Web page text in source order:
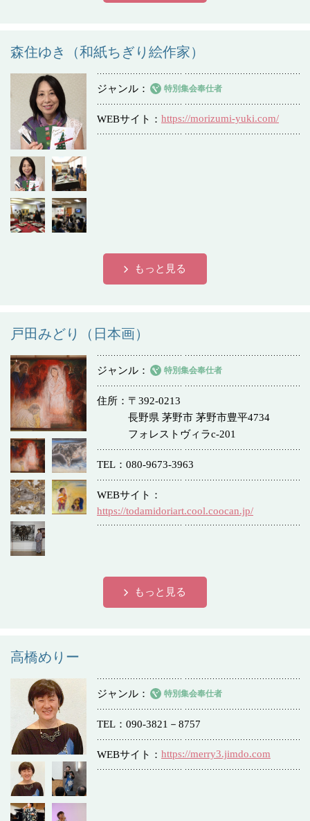
森住ゆき（和紙ちぎり絵作家）
ジャンル 特別集会奉仕者
WEBサイト https://morizumi-yuki.com/
もっと見る
戸田みどり（日本画）
ジャンル 特別集会奉仕者
住所
〒392-0213
長野県 茅野市 茅野市豊平4734
フォレストヴィラc-201
TEL 080-9673-3963
WEBサイト
https://todamidoriart.cool.coocan.jp/
もっと見る
高橋めりー
ジャンル 特別集会奉仕者
TEL 090-3821－8757
WEBサイト https://merry3.jimdo.com